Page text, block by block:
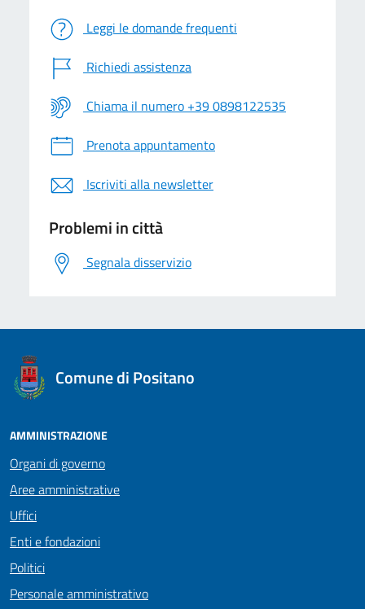
Leggi le domande frequenti
Richiedi assistenza
Chiama il numero +39 0898122535
Prenota appuntamento
Iscriviti alla newsletter
Problemi in città
Segnala disservizio
logo Unione Europea
Comune di Positano
AMMINISTRAZIONE
Organi di governo
Aree amministrative
Uffici
Enti e fondazioni
Politici
Personale amministrativo